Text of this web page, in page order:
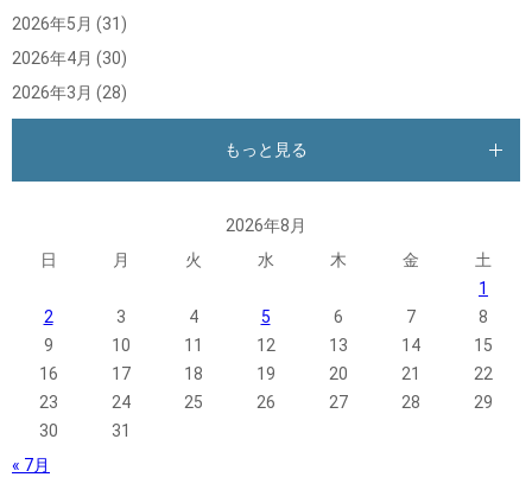
2026年5月 (31)
2026年4月 (30)
2026年3月 (28)
もっと見る
2026年8月
日
月 火 水 木 金
土
1
2
3 4 5 6 7
8
9
10 11 12 13 14
15
16
17 18 19 20 21
22
23
24 25 26 27 28
29
30
31
« 7月